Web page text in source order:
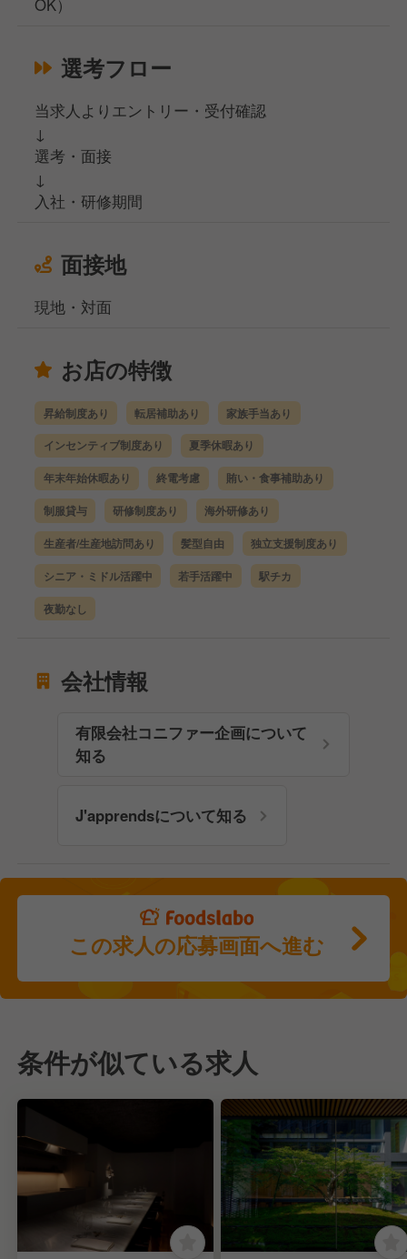
OK）
選考フロー
当求人よりエントリー・受付確認
↓
選考・面接
↓
入社・研修期間
面接地
現地・対面
お店の特徴
昇給制度あり 転居補助あり 家族手当あり
インセンティブ制度あり 夏季休暇あり
年末年始休暇あり 終電考慮 賄い・食事補助あり
制服貸与 研修制度あり 海外研修あり
生産者/生産地訪問あり 髪型自由 独立支援制度あり
シニア・ミドル活躍中 若手活躍中 駅チカ
夜勤なし
会社情報
有限会社コニファー企画について
知る
J'apprendsについて知る
この求人の応募画面へ進む
条件が似ている求人